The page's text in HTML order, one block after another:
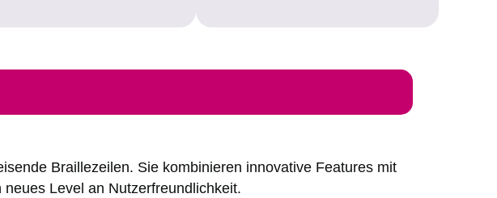
Braillezeilen. Sie kombinieren innovative Features mit
Level an Nutzerfreundlichkeit.